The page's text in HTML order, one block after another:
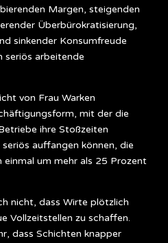
Margen, steigenden
Überbürokratisierung,
sinkender Konsumfreude
seriös arbeitende
von Frau Warken
mit der die
ihre Stoßzeiten
auffangen können, die
um mehr als 25 Prozent
nicht, dass Wirte plötzlich
Vollzeitstellen zu schaffen.
dass Schichten knapper